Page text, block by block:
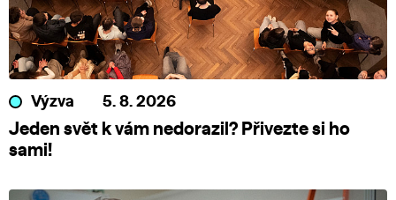
Výzva 5. 8. 2026
Jeden svět k vám nedorazil? Přivezte si ho
sami!